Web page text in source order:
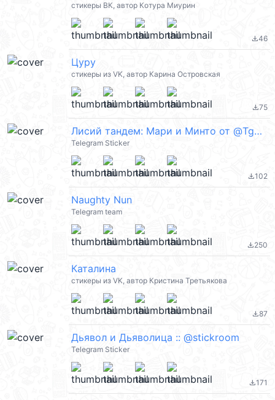
стикеры ВК, автор Котура Миурин
file_download46
Цуру
стикеры из VK, автор Карина Островская
file_download75
Лисий тандем: Мари и Минто от @TgSticker
Telegram Sticker
file_download102
Naughty Nun
Telegram team
file_download250
Каталина
стикеры из VK, автор Кристина Третьякова
file_download87
Дьявол и Дьяволица :: @stickroom
Telegram Sticker
file_download171